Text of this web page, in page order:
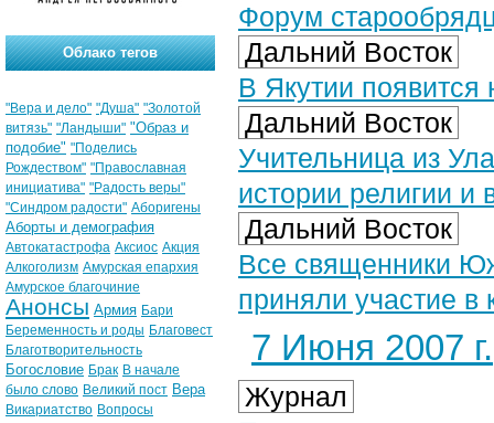
Форум
Дальний Восток
В Якутии
Дальний Восток
Учительница из
истории религии и
Дальний Восток
Все священники
приняли участие в
7 Июня 2007 г.
Журнал
Облако тегов
"Вера и дело" "Душа" "Золотой
витязь" "Ландыши" "Образ и
подобие" "Поделись
Рождеством" "Православная
инициатива" "Радость веры"
"Синдром радости" Аборигены
Аборты и демография
Автокатастрофа Аксиос Акция
Алкоголизм Амурская епархия
Амурское благочиние
Анонсы Армия Бари
Беременность и роды Благовест
Благотворительность
Богословие Брак В начале
было слово Великий пост Вера
Викариатство Вопросы